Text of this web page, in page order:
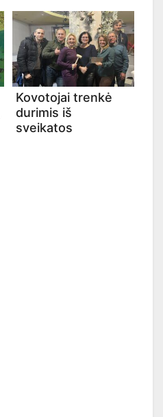
Kovotojai trenkė
durimis iš
sveikatos